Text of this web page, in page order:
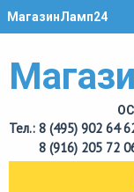
МагазинЛамп24
Тел.: 8 (495) 902 64
8 (916) 205 72